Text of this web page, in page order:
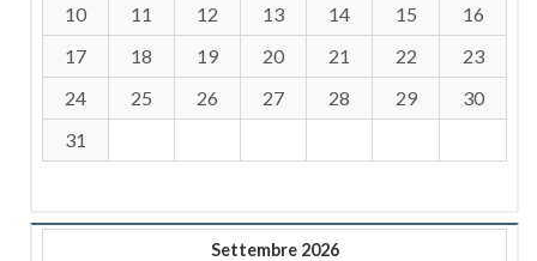
10
11 12 13 14 15
16
17
18 19 20 21 22
23
24
25 26 27 28 29
30
31
Settembre 2026